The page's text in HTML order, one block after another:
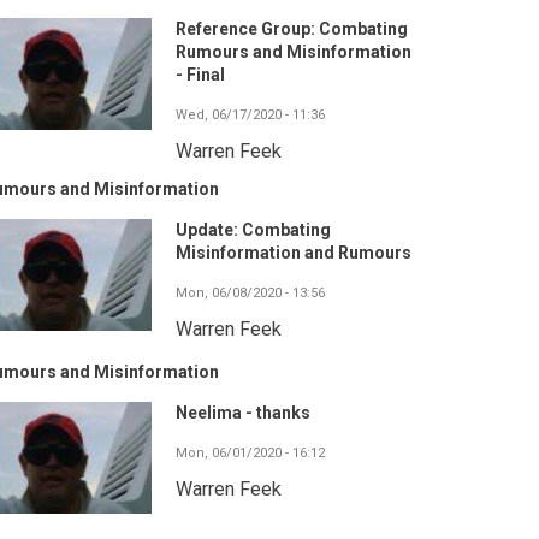
Reference Group: Combating
Rumours and Misinformation
- Final
Wed, 06/17/2020 - 11:36
Warren Feek
and Misinformation
Update: Combating
Misinformation and Rumours
Mon, 06/08/2020 - 13:56
Warren Feek
and Misinformation
Neelima - thanks
Mon, 06/01/2020 - 16:12
Warren Feek